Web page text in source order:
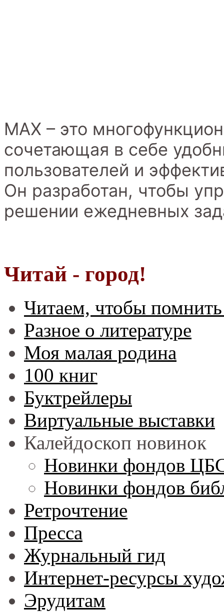
MAX – это
сочетающая в себе
пользователей и
Он разработан, чтобы
решении ежедневных
Читай - город!
Читаем, чтобы
Разное о литературе
Моя малая родина
100 книг
Буктрейлеры
Виртуальные выставки
Калейдоскоп новинок
Новинки фондов
Новинки фондов
Ретрочтение
Пресса
Журнальный гид
Интернет-ресурсы
Эрудитам